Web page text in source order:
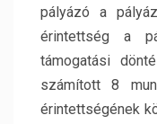
pályázó a
érintettség a
támogatási
számított 8
érintettségének